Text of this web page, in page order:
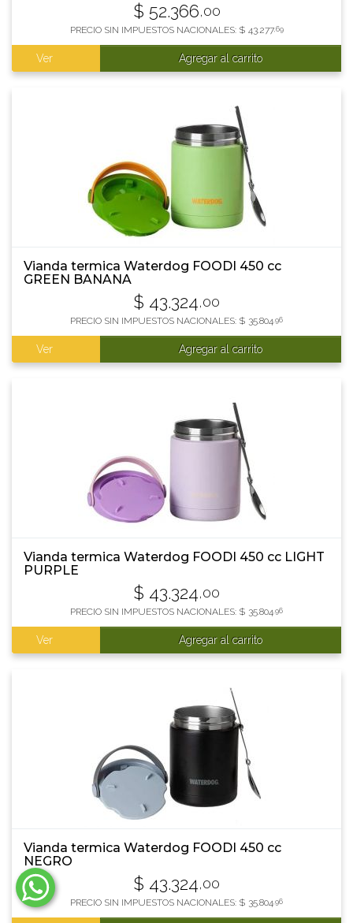
$ 52.366,00
PRECIO SIN IMPUESTOS NACIONALES: $ 43.277,69
Ver Agregar al carrito
Vianda termica Waterdog FOODI 450 cc
GREEN BANANA
$ 43.324,00
PRECIO SIN IMPUESTOS NACIONALES: $ 35.804,96
Ver Agregar al carrito
Vianda termica Waterdog FOODI 450 cc LIGHT
PURPLE
$ 43.324,00
PRECIO SIN IMPUESTOS NACIONALES: $ 35.804,96
Ver Agregar al carrito
Vianda termica Waterdog FOODI 450 cc
NEGRO
$ 43.324,00
PRECIO SIN IMPUESTOS NACIONALES: $ 35.804,96